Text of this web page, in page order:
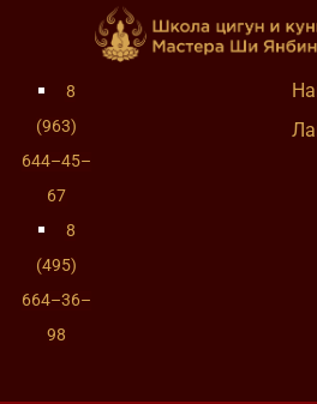
8
(963)
644–45–
67
8
(495)
664–36–
98